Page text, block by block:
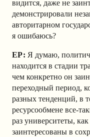
видится, даже не
демонстрировали
авторитарном
я ошибаюсь?
ЕР: Я думаю,
находится в стадии
чем конкретно он
переходный период,
разных тенденций, в
ресурсообмене все-
раз университеты,
заинтересованы в